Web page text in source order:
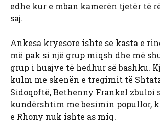
edhe kur e mban kamerën tjetër të
saj.
Ankesa kryesore ishte se kasta e
më pak si një grup miqsh dhe më
grup i huajve të hedhur së bashku.
kulm me skenën e tregimit të
Sidoqoftë, Bethenny Frankel zbuloi
kundërshtim me besimin popullor,
e Rhony nuk ishte as miq.